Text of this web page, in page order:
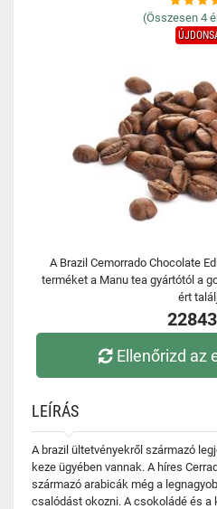
(Összesen 4
A Brazil Cemorrado Chocolate
terméket a Manu tea gyártótól a
ért
Ellenőrizd az
LEÍRÁS
A brazil ültetvényekről származó
keze ügyében vannak. A híres
származó arabicák még a
csalódást okozni. A csokoládé és a